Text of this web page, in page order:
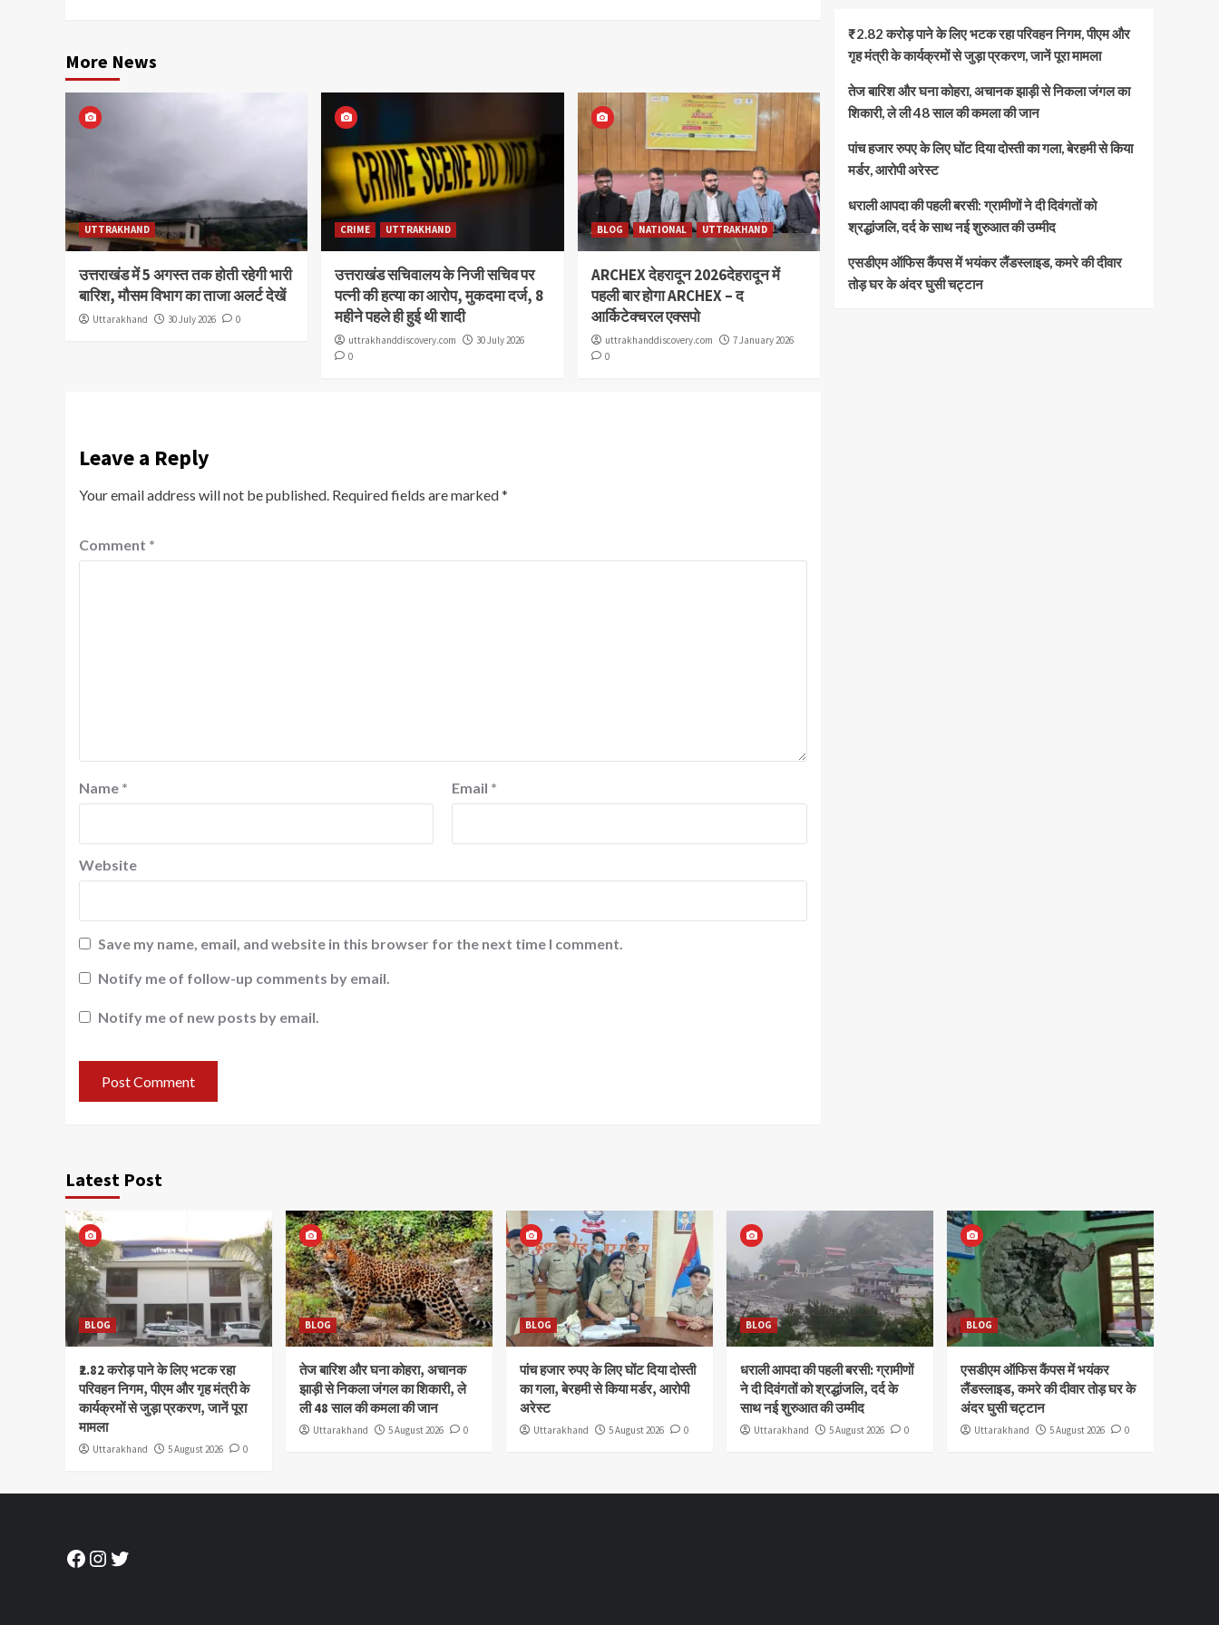
More News
UTTRAKHAND
उत्तराखंड में 5 अगस्त तक होती रहेगी भारी
बारिश, मौसम विभाग का ताजा अलर्ट देखें
Uttarakhand 30 July 2026 0
CRIME UTTRAKHAND
उत्तराखंड सचिवालय के निजी सचिव पर
पत्नी की हत्या का आरोप, मुकदमा दर्ज, 8
महीने पहले ही हुई थी शादी
uttrakhanddiscovery.com
30 July 2026
0
BLOG NATIONAL UTTRAKHAND
ARCHEX देहरादून 2026देहरादून में
पहली बार होगा ARCHEX – द
आर्किटेक्चरल एक्सपो
uttrakhanddiscovery.com
7 January 2026
0
Leave a Reply
Your email address will not be published. Required fields are marked*
Comment *
Name * Email *
Website
Save my name, email, and website in this browser for the next time I comment.
Notify me of follow-up comments by email.
Notify me of new posts by email.
₹2.82 करोड़ पाने के लिए भटक रहा परिवहन निगम, पीएम और
गृह मंत्री के कार्यक्रमों से जुड़ा प्रकरण, जानें पूरा मामला
तेज बारिश और घना कोहरा, अचानक झाड़ी से निकला जंगल का
शिकारी, ले ली 48 साल की कमला की जान
पांच हजार रुपए के लिए घोंट दिया दोस्ती का गला, बेरहमी से किया
मर्डर, आरोपी अरेस्ट
धराली आपदा की पहली बरसी: ग्रामीणों ने दी दिवंगतों को
श्रद्धांजलि, दर्द के साथ नई शुरुआत की उम्मीद
एसडीएम ऑफिस कैंपस में भयंकर लैंडस्लाइड, कमरे की दीवार
तोड़ घर के अंदर घुसी चट्टान
Latest Post
BLOG
₹2.82 करोड़ पाने के लिए भटक रहा
परिवहन निगम, पीएम और गृह मंत्री के
कार्यक्रमों से जुड़ा प्रकरण, जानें पूरा
मामला
Uttarakhand 5 August 2026 0
BLOG
तेज बारिश और घना कोहरा, अचानक
झाड़ी से निकला जंगल का शिकारी, ले
ली 48 साल की कमला की जान
Uttarakhand 5 August 2026 0
BLOG
पांच हजार रुपए के लिए घोंट दिया दोस्ती
का गला, बेरहमी से किया मर्डर, आरोपी
अरेस्ट
Uttarakhand 5 August 2026 0
BLOG
धराली आपदा की पहली बरसी: ग्रामीणों
ने दी दिवंगतों को श्रद्धांजलि, दर्द के
साथ नई शुरुआत की उम्मीद
Uttarakhand 5 August 2026 0
BLOG
एसडीएम ऑफिस कैंपस में भयंकर
लैंडस्लाइड, कमरे की दीवार तोड़ घर के
अंदर घुसी चट्टान
Uttarakhand 5 August 2026 0
Facebook
Instagram
Twitter